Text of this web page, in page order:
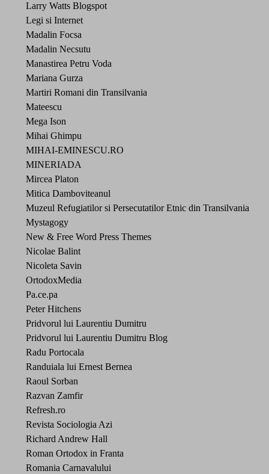
Larry Watts Blogspot
Legi si Internet
Madalin Focsa
Madalin Necsutu
Manastirea Petru Voda
Mariana Gurza
Martiri Romani din Transilvania
Mateescu
Mega Ison
Mihai Ghimpu
MIHAI-EMINESCU.RO
MINERIADA
Mircea Platon
Mitica Damboviteanul
Muzeul Refugiatilor si Persecutatilor Etnic din Transilvania
Mystagogy
New & Free Word Press Themes
Nicolae Balint
Nicoleta Savin
OrtodoxMedia
Pa.ce.pa
Peter Hitchens
Pridvorul lui Laurentiu Dumitru
Pridvorul lui Laurentiu Dumitru Blog
Radu Portocala
Randuiala lui Ernest Bernea
Raoul Sorban
Razvan Zamfir
Refresh.ro
Revista Sociologia Azi
Richard Andrew Hall
Roman Ortodox in Franta
Romania Carnavalului